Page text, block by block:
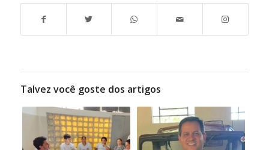
Talvez você goste dos artigos